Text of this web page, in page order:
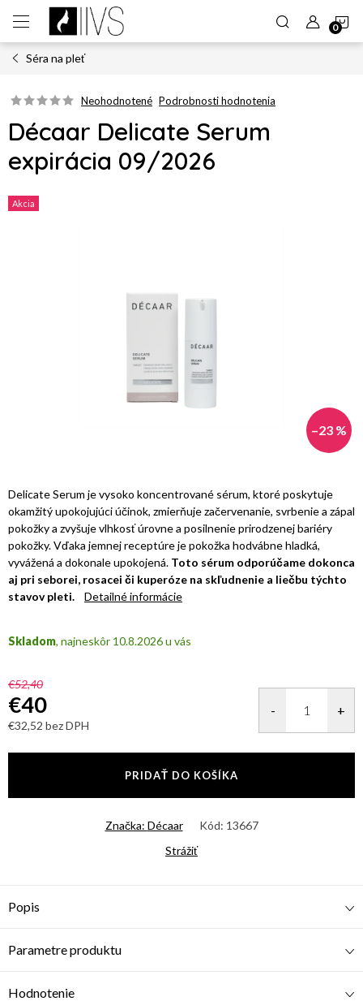
obsah
Séra na pleť
Neohodnotené Podrobnosti hodnotenia
Décaar Delicate Serum
expirácia 09/2026
Akcia
–23 %
Delicate Serum je vysoko koncentrované sérum, ktoré poskytuje
okamžitý upokojujúci účinok, zmierňuje začervenanie, svrbenie a zápal
pokožky a zvyšuje vlhkosť úrovne a posilnenie prirodzenej bariéry
pokožky. Vďaka jemnej receptúre je pokožka hodvábne hladká,
vyvážená a dokonale upokojená. Toto sérum odporúčame dokonca
aj pri seborei, rosacei či kuperóze na skľudnenie a liečbu týchto
stavov pleti.
Detailné informácie
Skladom 10.8.2026
€52,40
€40
€32,52 bez DPH
PRIDAŤ DO KOŠÍKA
Značka: Décaar Kód: 13667
Strážiť
Popis
Parametre produktu
Hodnotenie